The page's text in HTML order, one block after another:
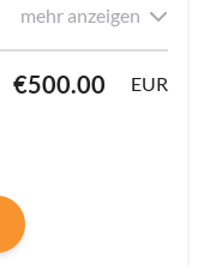
mehr anzeigen
€500.00 EUR